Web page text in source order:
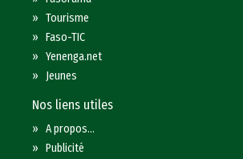
»Tourisme
»Faso-TIC
»Yenenga.net
» Jeunes
Nos liens utiles
»A propos...
»Publicité